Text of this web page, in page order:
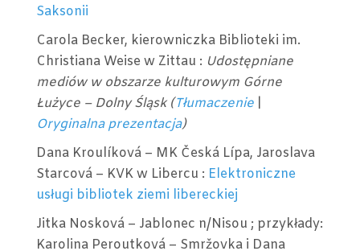
Saksonii
Carola Becker, kierowniczka Biblioteki im.
Christiana Weise w Zittau : Udostępniane
mediów w obszarze kulturowym Górne
Łużyce – Dolny Śląsk (Tłumaczenie
Oryginalna prezentacja)
Dana Kroulíková – MK Česká Lípa, Jaroslava
Starcová – KVK w Libercu : Elektroniczne
usługi bibliotek ziemi libereckiej
Jitka Nosková – Jablonec n/Nisou ; przykłady:
Karolina Peroutková – Smržovka i Dana